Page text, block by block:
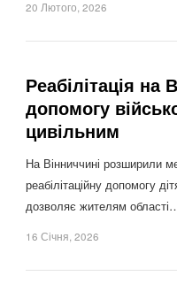
20 Лютого, 2026
Реабілітація на
допомогу
цивільним
На Вінниччині розширили
реабілітаційну допомогу
дозволяє жителям
16 Січня, 2026